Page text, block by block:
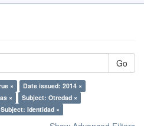
Go
×
Date issued: 2014 ×
×
Subject: Otredad ×
Subject: Identidad ×